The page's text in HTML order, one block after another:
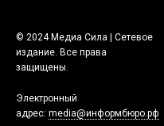
© 2024 Медиа Сила | Сетевое
издание. Все права
защищены.
Электронный
адрес: media@информбюро.рф